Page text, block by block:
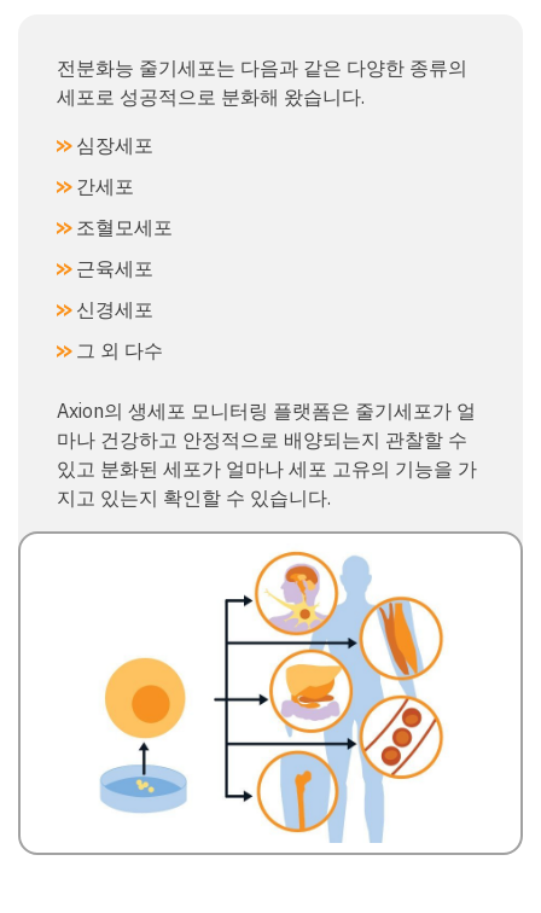
전분화능 줄기세포는 다음과 같은 다양한 종류의
세포로 성공적으로 분화해 왔습니다.
심장세포
간세포
조혈모세포
근육세포
신경세포
그 외 다수
Axion의 생세포 모니터링 플랫폼은 줄기세포가 얼
마나 건강하고 안정적으로 배양되는지 관찰할 수
있고 분화된 세포가 얼마나 세포 고유의 기능을 가
지고 있는지 확인할 수 있습니다.